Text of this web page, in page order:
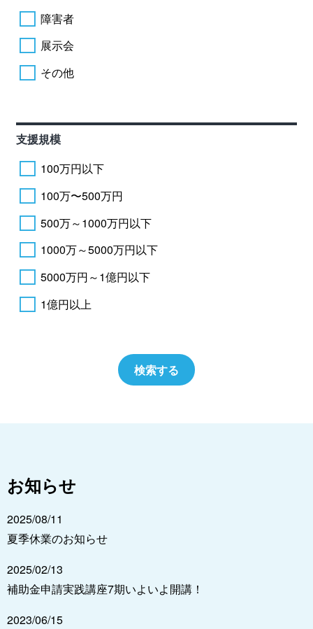
障害者
展示会
その他
支援規模
100万円以下
100万〜500万円
500万～1000万円以下
1000万～5000万円以下
5000万円～1億円以下
1億円以上
お知らせ
2025/08/11
夏季休業のお知らせ
2025/02/13
補助金申請実践講座7期いよいよ開講！
2023/06/15